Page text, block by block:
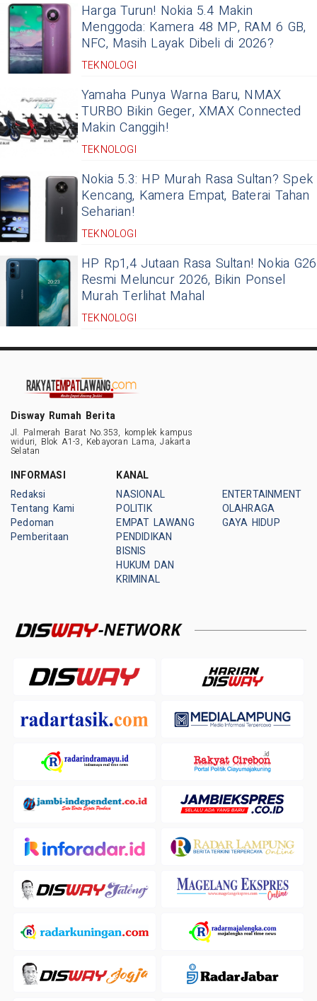
Harga Turun! Nokia 5.4 Makin
Menggoda: Kamera 48 MP, RAM 6 GB,
NFC, Masih Layak Dibeli di 2026?
TEKNOLOGI
Yamaha Punya Warna Baru, NMAX
TURBO Bikin Geger, XMAX Connected
Makin Canggih!
TEKNOLOGI
Nokia 5.3: HP Murah Rasa Sultan? Spek
Kencang, Kamera Empat, Baterai Tahan
Seharian!
TEKNOLOGI
HP Rp1,4 Jutaan Rasa Sultan! Nokia G26
Resmi Meluncur 2026, Bikin Ponsel
Murah Terlihat Mahal
TEKNOLOGI
Disway Rumah Berita
Jl. Palmerah Barat No.353, komplek kampus
widuri, Blok A1-3, Kebayoran Lama, Jakarta
Selatan
INFORMASI
Redaksi
Tentang Kami
Pedoman
Pemberitaan
KANAL
NASIONAL
POLITIK
EMPAT LAWANG
PENDIDIKAN
BISNIS
HUKUM DAN
KRIMINAL
ENTERTAINMENT
OLAHRAGA
GAYA HIDUP